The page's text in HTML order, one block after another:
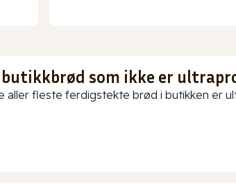
butikkbrød som ikke er
aller fleste ferdigstekte brød i butikken er